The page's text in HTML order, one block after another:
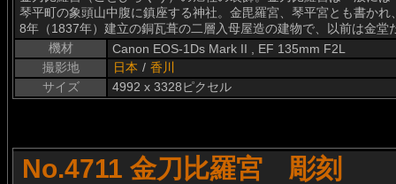
琴平町の象頭山中腹に鎮座する神社。金毘羅宮、琴平宮とも書か
8年（1837年）建立の銅瓦葺の二層入母屋造の建物で、以前は金
機材
Canon EOS-1Ds Mark II , EF 135mm F2L
撮影地
日本 / 香川
サイズ
4992 x 3328ピクセル
No.4711 金刀比羅宮 彫刻